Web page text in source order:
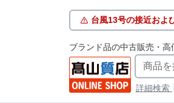
台風13号の接近およ
ブランド品の中古販売・
詳細検索